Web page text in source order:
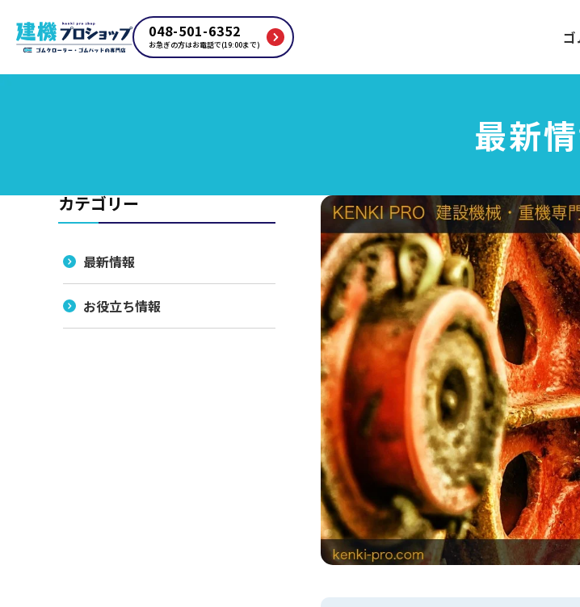
048-501-6352
お急ぎの方はお電話で(19:00まで)
最新
カテゴリー
最新情報
お役立ち情報